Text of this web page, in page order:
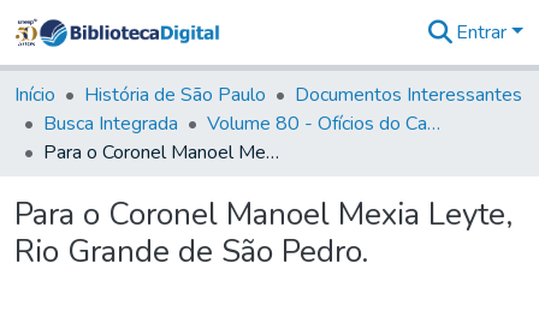
&
Coleções
Tudo na
Biblioteca
Estatísticas
Entrar
Início História de São Paulo
Documentos Interessantes
Busca Integrada
Volume 80 - Ofícios do Capitão General Martim Lopes Lobo de Saldanha (1777-1780)
Para o Coronel Manoel Mexia Leyte, Rio Grande de São Pedro.
Para o Coronel Manoel Mexia Leyte,
Rio Grande de São Pedro.